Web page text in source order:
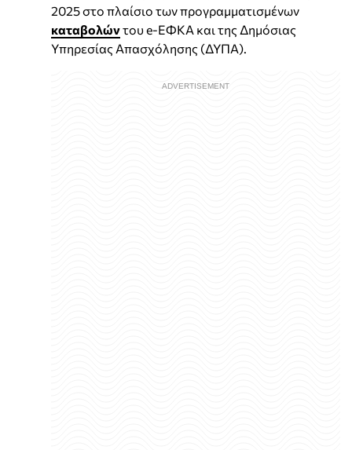
2025 στο πλαίσιο των προγραμματισμένων
καταβολώντου e-ΕΦΚΑ και της Δημόσιας
Υπηρεσίας Απασχόλησης (ΔΥΠΑ).